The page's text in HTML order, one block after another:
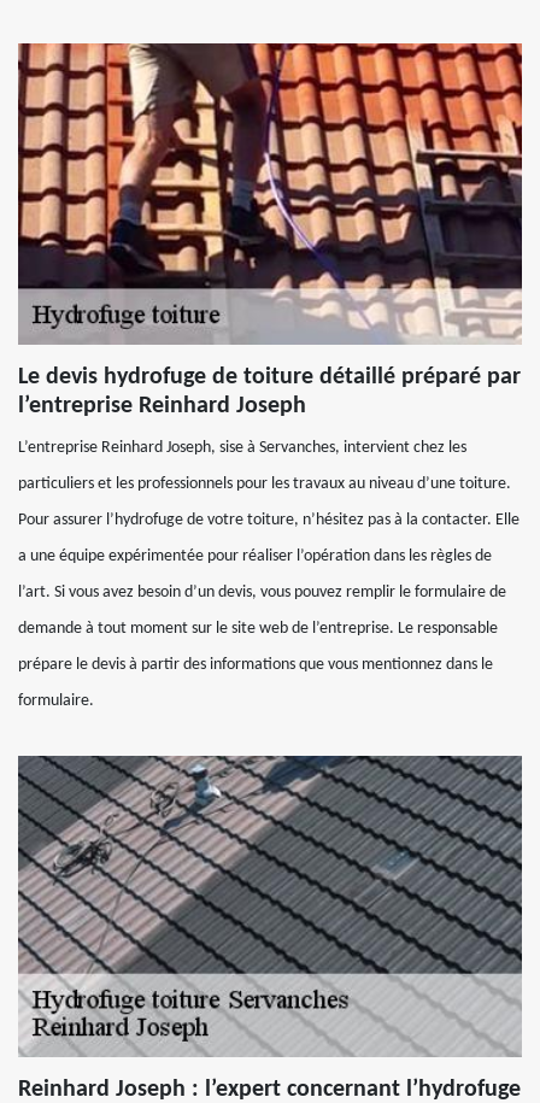
Le devis hydrofuge de toiture détaillé préparé par
l’entreprise Reinhard Joseph
L’entreprise Reinhard Joseph, sise à Servanches, intervient chez les
particuliers et les professionnels pour les travaux au niveau d’une toiture.
Pour assurer l’hydrofuge de votre toiture, n’hésitez pas à la contacter. Elle
a une équipe expérimentée pour réaliser l’opération dans les règles de
l’art. Si vous avez besoin d’un devis, vous pouvez remplir le formulaire de
demande à tout moment sur le site web de l’entreprise. Le responsable
prépare le devis à partir des informations que vous mentionnez dans le
formulaire.
Reinhard Joseph : l’expert concernant l’hydrofuge